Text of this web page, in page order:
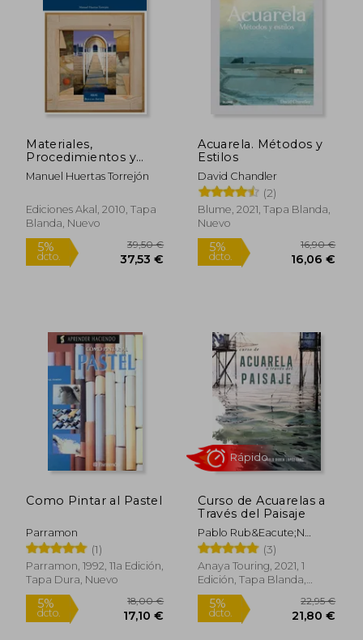
5%
dcto. dcto.
Materiales,
Procedimientos y
Técnicas Pictóricas ii.
Preparación de los
Procedimientos y
Técnicas Pictóricas
Manuel Huertas Torrejón
Ediciones Akal, 2010, Tapa
Blanda, Nuevo
5%
Acuarela. Métodos y
Estilos
David Chandler
(2)
Blume, 2021, Tapa Blanda,
Nuevo
5%
Como Pintar al Pastel
Parramon
(1)
Parramon, 1992, 11a Edición,
Tapa Dura, Nuevo
Curso de Acuarelas a
Través del Paisaje
Pablo Rub&Eacute;N
L&Oacute;Pez Sanz
(3)
Anaya Touring, 2021, 1
Edición, Tapa Blanda,
Nuevo